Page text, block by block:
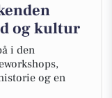
og kultur
i den
og en